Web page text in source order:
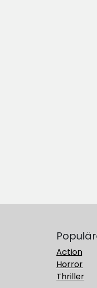
Action
Horror
Thriller